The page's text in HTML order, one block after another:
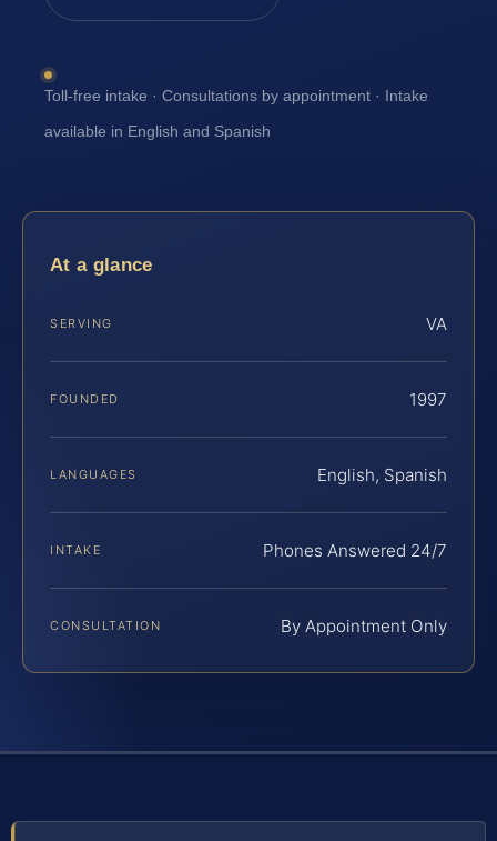
Toll-free intake · Consultations by appointment · Intake
available in English and Spanish
At a glance
SERVING VA
FOUNDED 1997
LANGUAGES English, Spanish
INTAKE Phones Answered 24/7
CONSULTATION By Appointment Only